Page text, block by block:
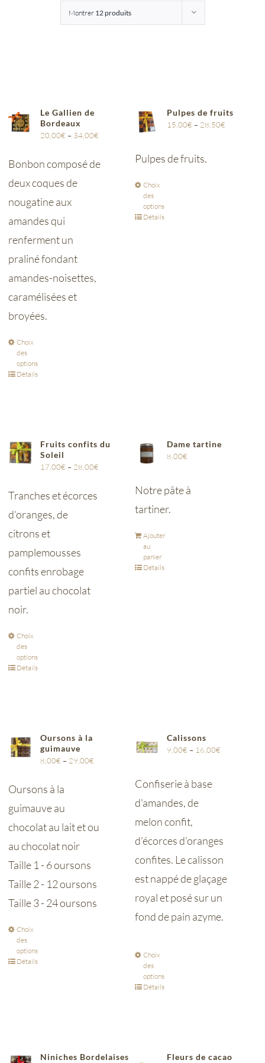
Montrer 12 produits
Le Gallien de
Bordeaux
20,00€ – 34,00€
Bonbon composé de
deux coques de
nougatine aux
amandes qui
renferment un
praliné fondant
amandes-noisettes,
caramélisées et
broyées.
Choix
des
options
Détails
Pulpes de fruits
15,00€ – 28,50€
Pulpes de fruits.
Choix
des
options
Détails
Fruits confits du
Soleil
17,00€ – 28,00€
Tranches et écorces
d’oranges, de
citrons et
pamplemousses
confits enrobage
partiel au chocolat
noir.
Choix
des
options
Détails
Dame tartine
8,00€
Notre pâte à
tartiner.
Ajouter
au
panier
Détails
Oursons à la
guimauve
8,00€ – 29,00€
Oursons à la
guimauve au
chocolat au lait et ou
au chocolat noir
Taille 1 - 6 oursons
Taille 2 - 12 oursons
Taille 3 - 24 oursons
Choix
des
options
Détails
Calissons
9,00€ – 16,00€
Confiserie à base
d'amandes, de
melon confit,
d'écorces d'oranges
confites. Le calisson
est nappé de glaçage
royal et posé sur un
fond de pain azyme.
Choix
des
options
Détails
Niniches Bordelaises Fleurs de cacao